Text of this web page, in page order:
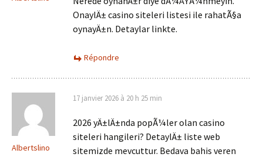
OnaylÄ± casino siteleri listesi ile rahatÃ§a
oynayÄ±n. Detaylar linkte.
Répondre
Albertslino
17 janvier 2026 à 20 h 25 min
2026 yÄ±lÄ±nda popÃ¼ler olan casino
siteleri hangileri? DetaylÄ± liste web
sitemizde mevcuttur. Bedava bahis veren